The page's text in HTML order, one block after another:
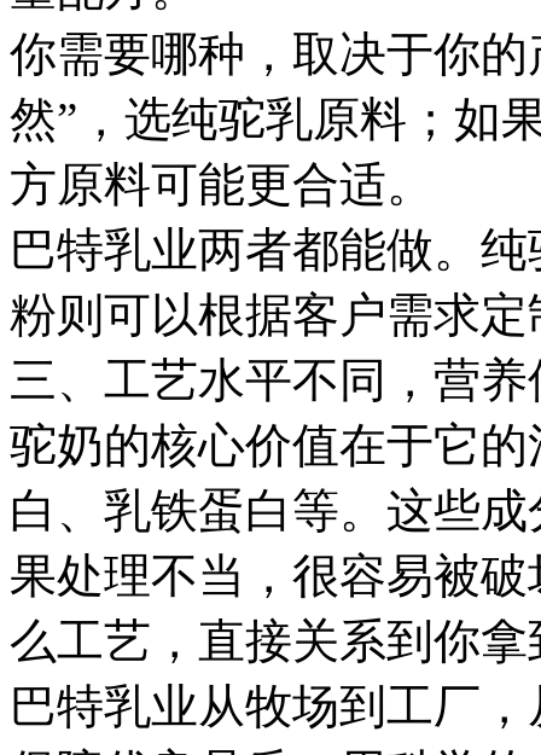
你需要哪种，取决于你
然”，选纯驼乳原料；如
方原料可能更合适。
巴特乳业两者都能做。
粉则可以根据客户需求
三、工艺水平不同，营
驼奶的核心价值在于它
白、乳铁蛋白等。这些
果处理不当，很容易被
么工艺，直接关系到你
巴特乳业从牧场到工厂